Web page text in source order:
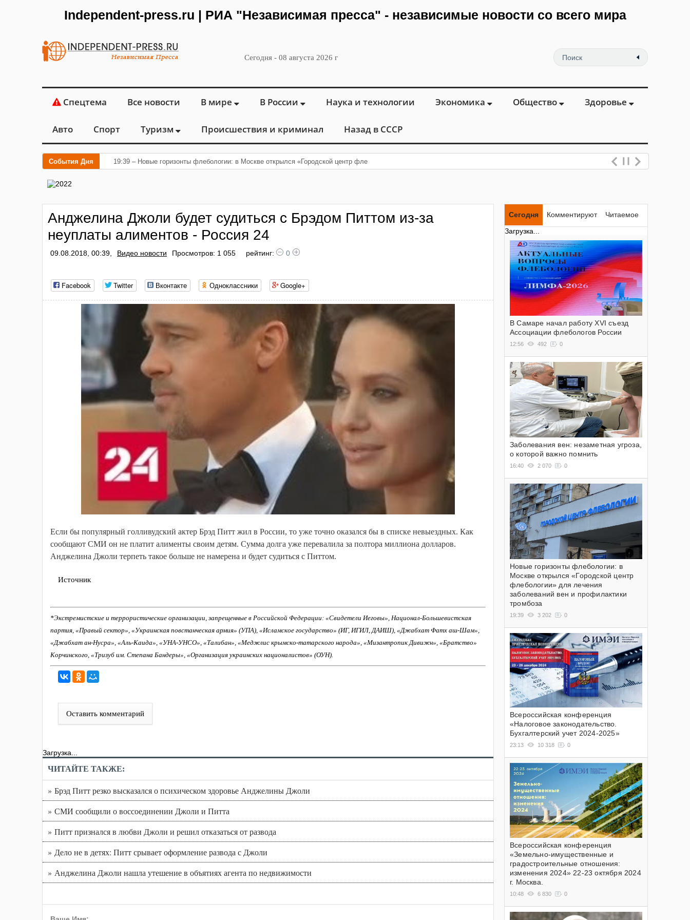
Independent-press.ru | РИА "Независимая пресса" - независимые новости со всего мира
Сегодня - 08 августа 2026 г
Спецтема Все новости В мире В России Наука и технологии Экономика Общество Здоровье
Авто Спорт Туризм Происшествия и криминал Назад в СССР
События Дня 19:39 – Новые горизонты флебологии: в Москве открылся «Городской центр флебологии» для лечения забол
Анджелина Джоли будет судиться с Брэдом Питтом из-за
неуплаты алиментов - Россия 24
09.08.2018, 00:39, Видео новости Просмотров: 1 055 рейтинг: 0
Facebook Twitter Вконтакте Одноклассники Google+
Если бы популярный голливудский актер Брэд Питт жил в России, то уже точно оказался бы в списке невыездных. Как
сообщают СМИ он не платит алименты своим детям. Сумма долга уже перевалила за полтора миллиона долларов.
Анджелина Джоли терпеть такое больше не намерена и будет судиться с Питтом.
Источник
*Экстремистские и террористические организации, запрещенные в Российской Федерации: «Свидетели Иеговы», Национал-Большевистская
партия, «Правый сектор», «Украинская повстанческая армия» (УПА), «Исламское государство» (ИГ, ИГИЛ, ДАИШ), «Джабхат Фатх аш-Шам»,
«Джабхат ан-Нусра», «Аль-Каида», «УНА-УНСО», «Талибан», «Меджлис крымско-татарского народа», «Мизантропик Дивижн», «Братство»
Корчинского, «Тризуб им. Степана Бандеры», «Организация украинских националистов» (ОУН).
Оставить комментарий
Загрузка...
ЧИТАЙТЕ ТАКЖЕ:
» Брэд Питт резко высказался о психическом здоровье Анджелины Джоли
» СМИ сообщили о воссоединении Джоли и Питта
» Питт признался в любви Джоли и решил отказаться от развода
» Дело не в детях: Питт срывает оформление развода с Джоли
» Анджелина Джоли нашла утешение в объятиях агента по недвижимости
Сегодня Комментируют
Читаемое
Загрузка...
В Самаре начал работу XVI съезд
Ассоциации флебологов России
12:56 492 0
Заболевания вен: незаметная угроза,
о которой важно помнить
16:40 2 070 0
Новые горизонты флебологии: в
Москве открылся «Городской центр
флебологии» для лечения
заболеваний вен и профилактики
тромбоза
19:39 3 202 0
Всероссийская конференция
«Налоговое законодательство.
Бухгалтерский учет 2024-2025»
23:13 10 318 0
Всероссийская конференция
«Земельно-имущественные и
градостроительные отношения:
изменения 2024» 22-23 октября 2024
г. Москва.
10:48 6 830 0